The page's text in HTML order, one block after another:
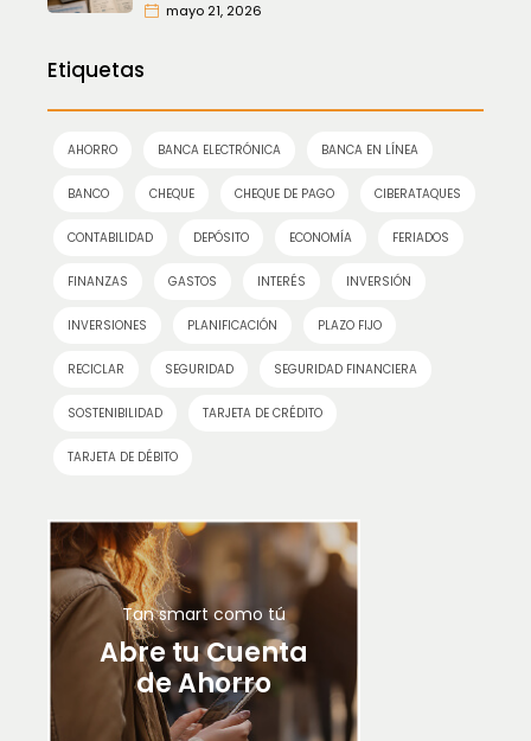
mayo 21, 2026
Etiquetas
AHORRO BANCA ELECTRÓNICA BANCA EN LÍNEA
BANCO CHEQUE CHEQUE DE PAGO CIBERATAQUES
CONTABILIDAD DEPÓSITO ECONOMÍA FERIADOS
FINANZAS GASTOS INTERÉS INVERSIÓN
INVERSIONES PLANIFICACIÓN PLAZO FIJO
RECICLAR SEGURIDAD SEGURIDAD FINANCIERA
SOSTENIBILIDAD TARJETA DE CRÉDITO
TARJETA DE DÉBITO
Tan smart como tú
Abre tu Cuenta
de Ahorro